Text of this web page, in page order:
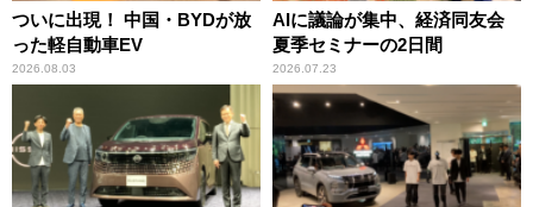
ついに出現！ 中国・BYDが放
った軽自動車EV
2026.08.03
AIに議論が集中、経済同友会
夏季セミナーの2日間
2026.07.23